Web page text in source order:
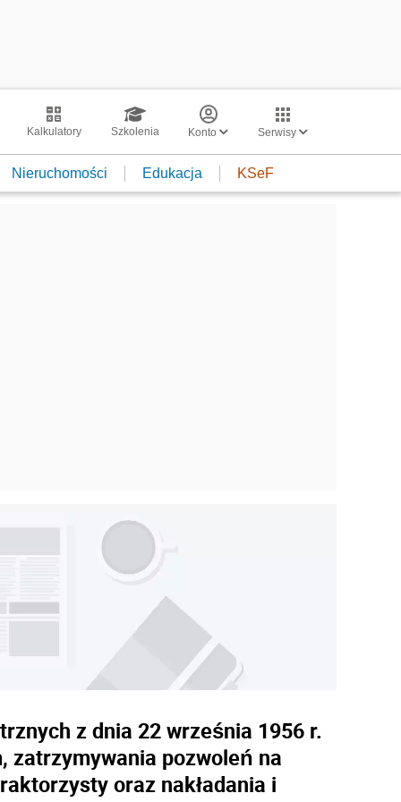
Kalkulatory Szkolenia Konto Serwisy
Nieruchomości Edukacja KSeF
z dnia 22 września 1956 r.
pozwoleń na
oraz nakładania i